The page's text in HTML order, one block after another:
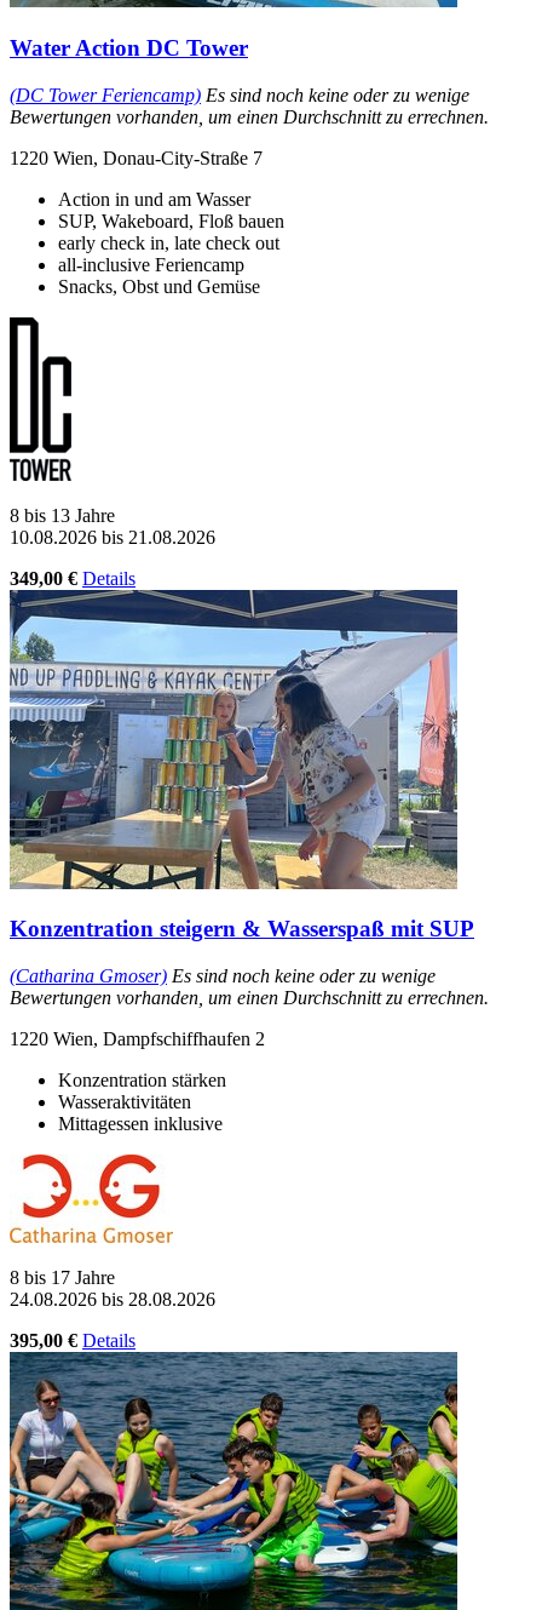
Water Action DC Tower
(DC Tower Feriencamp) Es sind noch keine oder zu wenige
Bewertungen vorhanden, um einen Durchschnitt zu errechnen.
1220 Wien, Donau-City-Straße 7
Action in und am Wasser
SUP, Wakeboard, Floß bauen
early check in, late check out
all-inclusive Feriencamp
Snacks, Obst und Gemüse
8 bis 13 Jahre
10.08.2026 bis 21.08.2026
349,00 € Details
Konzentration steigern & Wasserspaß mit SUP
(Catharina Gmoser) Es sind noch keine oder zu wenige
Bewertungen vorhanden, um einen Durchschnitt zu errechnen.
1220 Wien, Dampfschiffhaufen 2
Konzentration stärken
Wasseraktivitäten
Mittagessen inklusive
8 bis 17 Jahre
24.08.2026 bis 28.08.2026
395,00 € Details